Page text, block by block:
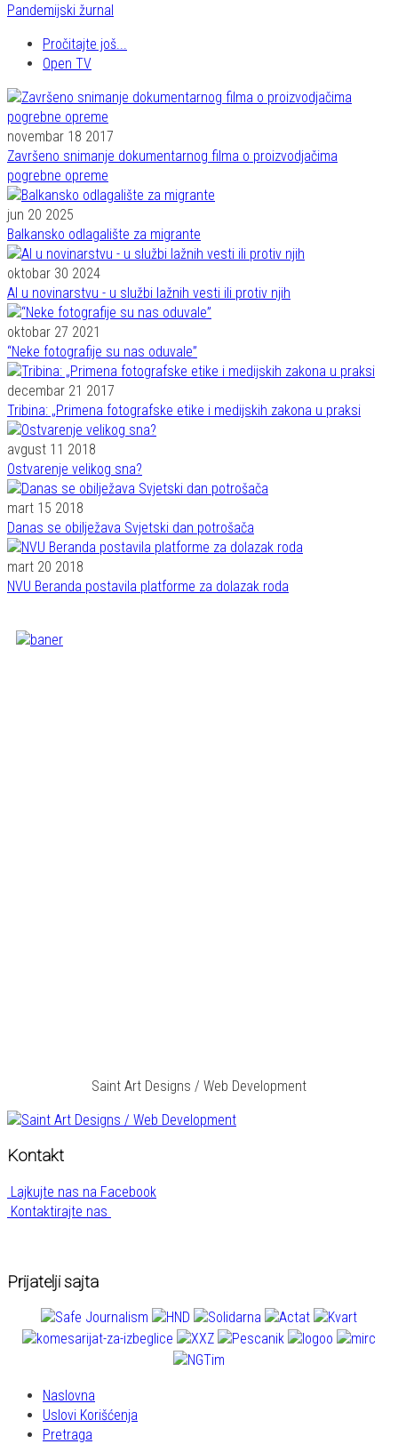
Pandemijski žurnal
Pročitajte još...
Open TV
novembar 18 2017
Završeno snimanje dokumentarnog filma o proizvodjačima
pogrebne opreme
jun 20 2025
Balkansko odlagalište za migrante
oktobar 30 2024
AI u novinarstvu - u službi lažnih vesti ili protiv njih
oktobar 27 2021
“Neke fotografije su nas oduvale”
decembar 21 2017
Tribina: „Primena fotografske etike i medijskih zakona u praksi
avgust 11 2018
Ostvarenje velikog sna?
mart 15 2018
Danas se obilježava Svjetski dan potrošača
mart 20 2018
NVU Beranda postavila platforme za dolazak roda
Saint Art Designs / Web Development
Kontakt
Lajkujte nas na Facebook
Kontaktirajte nas
Prijatelji sajta
Naslovna
Uslovi Korišćenja
Pretraga